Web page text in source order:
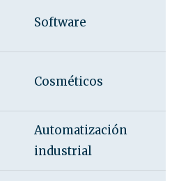
Software
Cosméticos
Automatización
industrial